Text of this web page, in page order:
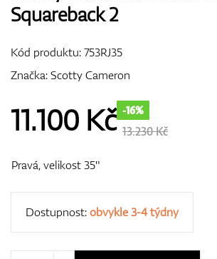
GPS/Dálkoměry
Dárkové poukazy
Squareback 2
Kód produktu:753RJ35
Značka:Scotty Cameron
11.100 Kč -16%
13.230 Kč
Pravá, velikost 35"
Dostupnost:obvykle 3-4 týdny